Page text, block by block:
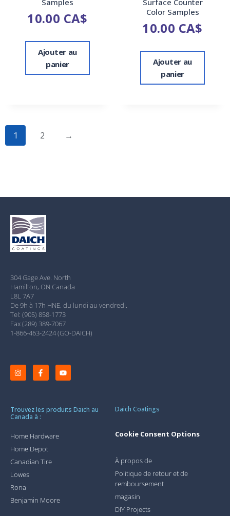
Samples
10.00 CA$
Ajouter au
panier
Surface Counter
Color Samples
10.00 CA$
Ajouter au
panier
1 2 →
304 Gage Ave. North
Hamilton, ON Canada
L8L 7A7
De 9h à 17h HNE, du lundi au vendredi.
Tel: (905) 858-1773
Fax (289) 389-7067
1-866-463-2424 (GO-DAICH)
Trouvez les produits Daich au
Canada à :
Home Hardware
Home Depot
Canadian Tire
Lowes
Rona
Benjamin Moore
Daich Coatings
Cookie Consent Options
À propos de
Politique de retour et de
remboursement
magasin
DIY Projects